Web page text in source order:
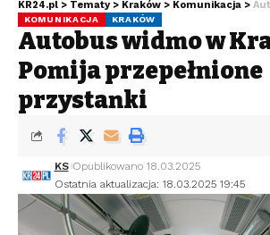
KR24.pl > Tematy > Kraków > Komunikacja >
KOMUNIKACJA KRAKÓW
Autobus widmo w
Pomija przepełnione
przystanki
Ostatnia aktualizacja: 18.03.2025 19:45
KS Opublikowano 18.03.2025